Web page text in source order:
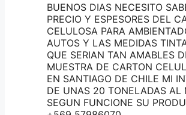
BUENOS DIAS NECESITO
PRECIO Y ESPESORES DEL
CELULOSA PARA
AUTOS Y LAS MEDIDAS
QUE SERIAN TAN AMABLES
MUESTRA DE CARTON
EN SANTIAGO DE CHILE MI
DE UNAS 20 TONELADAS AL
SEGUN FUNCIONE SU